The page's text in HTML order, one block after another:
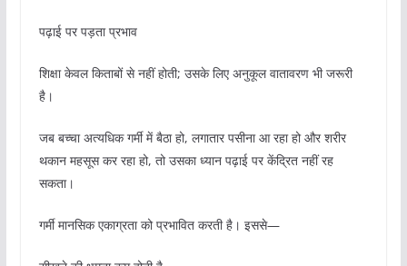
पढ़ाई पर पड़ता प्रभाव
शिक्षा केवल किताबों से नहीं होती; उसके लिए अनुकूल वातावरण भी जरूरी
है।
जब बच्चा अत्यधिक गर्मी में बैठा हो, लगातार पसीना आ रहा हो और शरीर
थकान महसूस कर रहा हो, तो उसका ध्यान पढ़ाई पर केंद्रित नहीं रह
सकता।
गर्मी मानसिक एकाग्रता को प्रभावित करती है। इससे—